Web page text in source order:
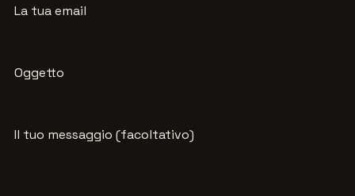
La tua email
Oggetto
Il tuo messaggio (facoltativo)